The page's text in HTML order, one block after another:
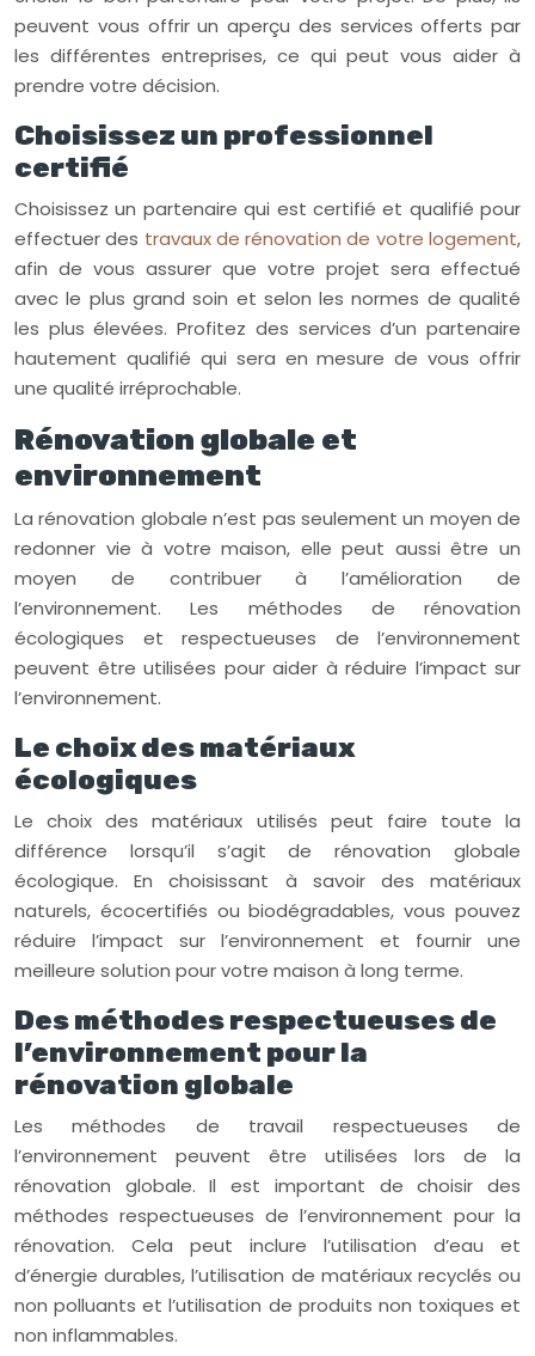
peuvent vous offrir un aperçu des services offerts par
les différentes entreprises, ce qui peut vous aider à
prendre votre décision.
Choisissez un professionnel
certifié
Choisissez un partenaire qui est certifié et qualifié pour
effectuer des travaux de rénovation de votre logement,
afin de vous assurer que votre projet sera effectué
avec le plus grand soin et selon les normes de qualité
les plus élevées. Profitez des services d’un partenaire
hautement qualifié qui sera en mesure de vous offrir
une qualité irréprochable.
Rénovation globale et
environnement
La rénovation globale n’est pas seulement un moyen de
redonner vie à votre maison, elle peut aussi être un
moyen de contribuer à l’amélioration de
l’environnement. Les méthodes de rénovation
écologiques et respectueuses de l’environnement
peuvent être utilisées pour aider à réduire l’impact sur
l’environnement.
Le choix des matériaux
écologiques
Le choix des matériaux utilisés peut faire toute la
différence lorsqu’il s’agit de rénovation globale
écologique. En choisissant à savoir des matériaux
naturels, écocertifiés ou biodégradables, vous pouvez
réduire l’impact sur l’environnement et fournir une
meilleure solution pour votre maison à long terme.
Des méthodes respectueuses de
l’environnement pour la
rénovation globale
Les méthodes de travail respectueuses de
l’environnement peuvent être utilisées lors de la
rénovation globale. Il est important de choisir des
méthodes respectueuses de l’environnement pour la
rénovation. Cela peut inclure l’utilisation d’eau et
d’énergie durables, l’utilisation de matériaux recyclés ou
non polluants et l’utilisation de produits non toxiques et
non inflammables.